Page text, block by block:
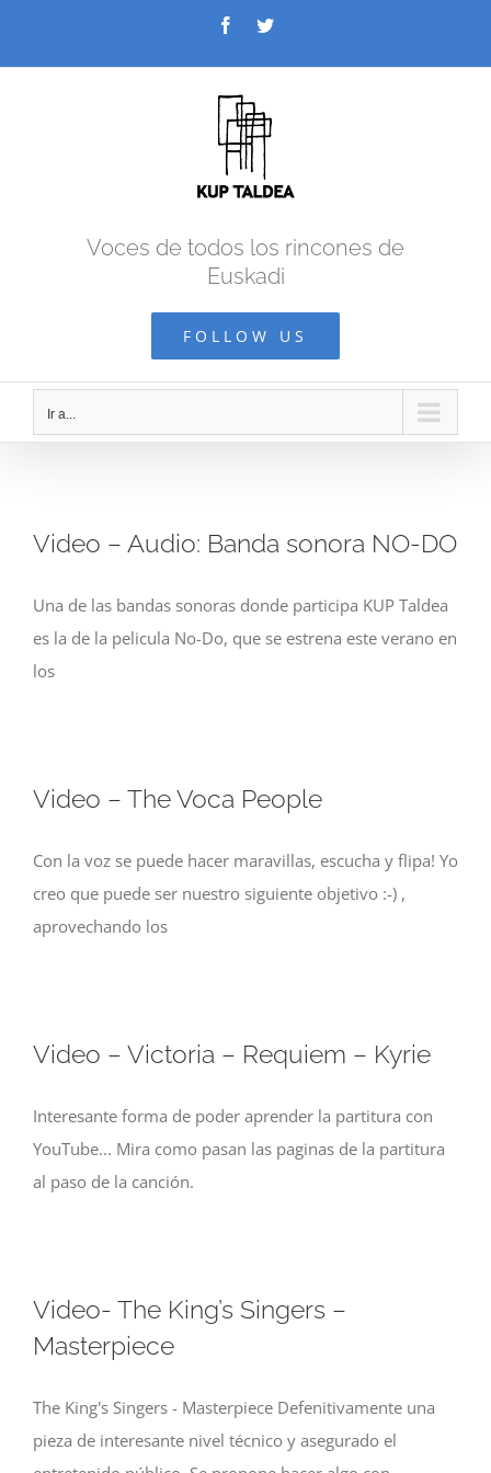
FacebookTwitter
Voces de todos los rincones de
Euskadi
FOLLOW US
Ir a...
Video – Audio: Banda sonora NO-DO
Una de las bandas sonoras donde participa KUP Taldea
es la de la pelicula No-Do, que se estrena este verano en
los
Video – The Voca People
Con la voz se puede hacer maravillas, escucha y flipa! Yo
creo que puede ser nuestro siguiente objetivo :-) ,
aprovechando los
Video – Victoria – Requiem – Kyrie
Interesante forma de poder aprender la partitura con
YouTube... Mira como pasan las paginas de la partitura
al paso de la canción.
Video- The King’s Singers –
Masterpiece
The King's Singers - Masterpiece Defenitivamente una
pieza de interesante nivel técnico y asegurado el